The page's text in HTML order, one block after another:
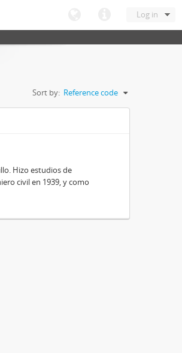
Log in
Sort by: Reference code
Hizo estudios de
civil en 1939, y como